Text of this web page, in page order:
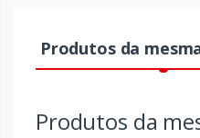
Produtos da
Produtos da